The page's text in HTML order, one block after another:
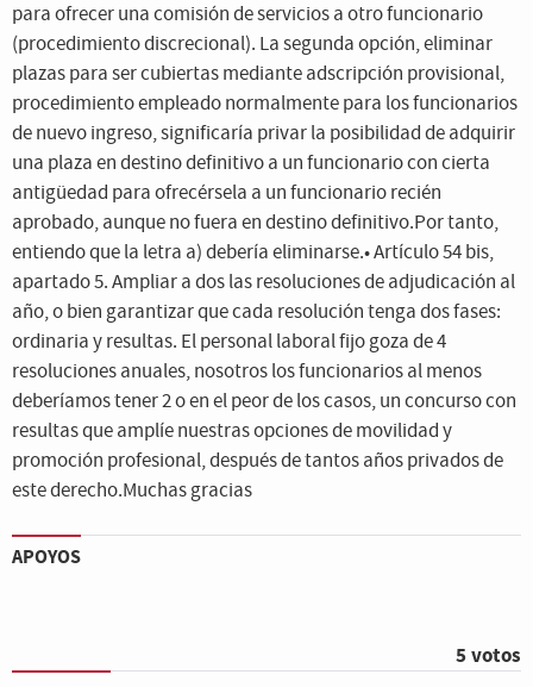
para ofrecer una comisión de servicios a otro funcionario
(procedimiento discrecional). La segunda opción, eliminar
plazas para ser cubiertas mediante adscripción provisional,
procedimiento empleado normalmente para los funcionarios
de nuevo ingreso, significaría privar la posibilidad de adquirir
una plaza en destino definitivo a un funcionario con cierta
antigüedad para ofrecérsela a un funcionario recién
aprobado, aunque no fuera en destino definitivo.Por tanto,
entiendo que la letra a) debería eliminarse.• Artículo 54 bis,
apartado 5. Ampliar a dos las resoluciones de adjudicación al
año, o bien garantizar que cada resolución tenga dos fases:
ordinaria y resultas. El personal laboral fijo goza de 4
resoluciones anuales, nosotros los funcionarios al menos
deberíamos tener 2 o en el peor de los casos, un concurso con
resultas que amplíe nuestras opciones de movilidad y
promoción profesional, después de tantos años privados de
este derecho.Muchas gracias
APOYOS
5 votos